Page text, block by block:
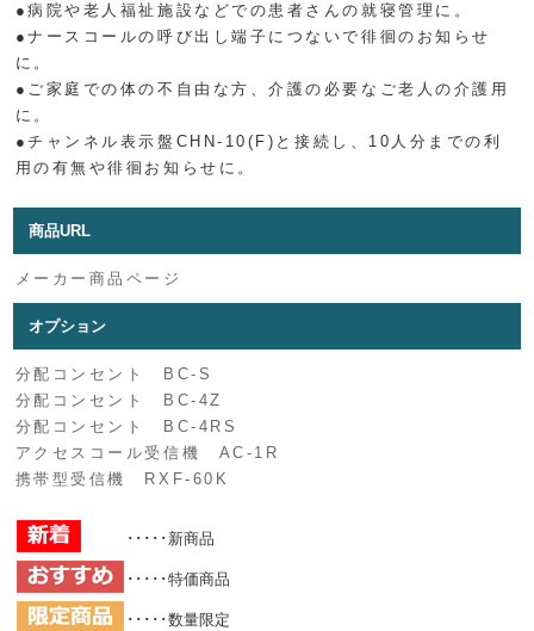
●病院や老人福祉施設などでの患者さんの就寝管理に。
●ナースコールの呼び出し端子につないで徘徊のお知らせ
に。
●ご家庭での体の不自由な方、介護の必要なご老人の介護用
に。
●チャンネル表示盤CHN-10(F)と接続し、10人分までの利
用の有無や徘徊お知らせに。
商品URL
メーカー商品ページ
オプション
分配コンセント BC-S
分配コンセント BC-4Z
分配コンセント BC-4RS
アクセスコール受信機 AC-1R
携帯型受信機 RXF-60K
･････新商品
･････特価商品
･････数量限定